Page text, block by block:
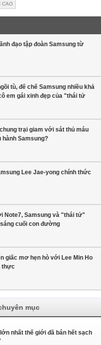
CAO
đạo tập đoàn Samsung từ
tù, đế chế Samsung nhiều khả
em gái xinh đẹp của "thái tử
trại giam với sát thủ máu
hành Samsung?
Lee Jae-yong chính thức
Note7, Samsung và "thái tử"
cuối con đường
giấc mơ hẹn hò với Lee Min Ho
thực
mục
nhất thế giới đã bán hết sạch